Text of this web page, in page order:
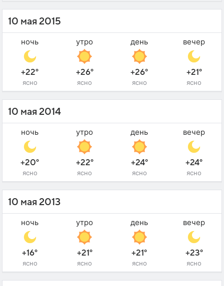
10 мая 2015
ночь
+22°
ясно
утро
+26°
ясно
день
+26°
ясно
вечер
+21°
ясно
10 мая 2014
ночь
+20°
ясно
утро
+22°
ясно
день
+24°
ясно
вечер
+24°
ясно
10 мая 2013
ночь
+16°
ясно
утро
+21°
ясно
день
+21°
ясно
вечер
+23°
ясно